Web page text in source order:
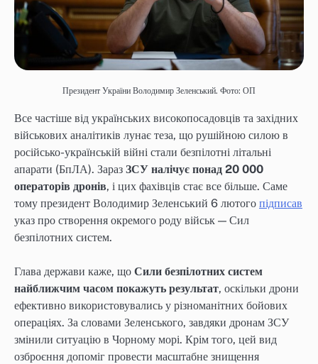
Президент України Володимир Зеленський. Фото: ОП
Все частіше від українських високопосадовців та західних
військових аналітиків лунає теза, що рушійною силою в
російсько-українській війні стали безпілотні літальні
апарати (БпЛА). Зараз ЗСУ налічує понад 20 000
операторів дронів, і цих фахівців стає все більше. Саме
тому президент Володимир Зеленський 6 лютого підписав
указ про створення окремого роду військ — Сил
безпілотних систем.
Глава держави каже, що Сили безпілотних систем
найближчим часом покажуть результат, оскільки дрони
ефективно використовувались у різноманітних бойових
операціях. За словами Зеленського, завдяки дронам ЗСУ
змінили ситуацію в Чорному морі. Крім того, цей вид
озброєння допоміг провести масштабне знищення